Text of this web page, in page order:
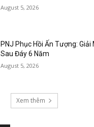
August 5, 2026
PNJ Phục Hồi Ấn Tượng:
Sau Đáy 6 Năm
August 5, 2026
Xem thêm